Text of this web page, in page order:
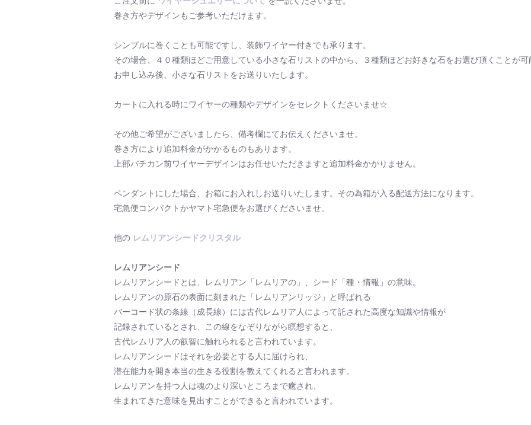
巻き方やデザインもご参考いただけます。
シンプルに巻くことも可能ですし、装飾ワイヤー付きでも承ります。
その場合、４０種類ほどご用意している小さな石リストの中から、３種類ほどお好きな石をお選び頂くことが可
お申し込み後、小さな石リストをお送りいたします。
カートに入れる時にワイヤーの種類やデザインをセレクトくださいませ☆
その他ご希望がございましたら、備考欄にてお伝えくださいませ。
巻き方により追加料金がかかるものもあります。
上部バチカン前ワイヤーデザインはお任せいただきますと追加料金かかりません。
ペンダントにした場合、お箱にお入れしお送りいたします。その為箱が入る配送方法になります。
宅急便コンパクトかヤマト宅急便をお選びくださいませ。
他の レムリアンシードクリスタル
レムリアンシード
レムリアンシードとは、レムリアン「レムリアの」、シード「種・情報」の意味。
レムリアンの原石の表面に刻まれた「レムリアンリッジ」と呼ばれる
バーコード状の条線（成長線）には古代レムリア人によって託された高度な知識や情報が
記録されているとされ、この線をなぞりながら瞑想すると、
古代レムリア人の叡智に触れられると言われています。
レムリアンシードはそれを必要とする人に届けられ、
潜在能力を開き本当の生きる役割を教えてくれると言われます。
レムリアンを持つ人は魂のより深いところまで癒され、
生まれてきた意味を見出すことができると言われています。